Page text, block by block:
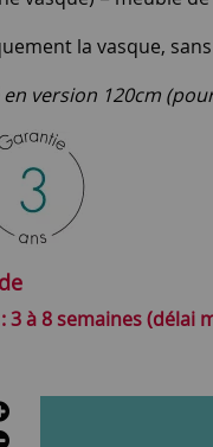
la vasque,
version 120cm
3 à 8 semaines (délai